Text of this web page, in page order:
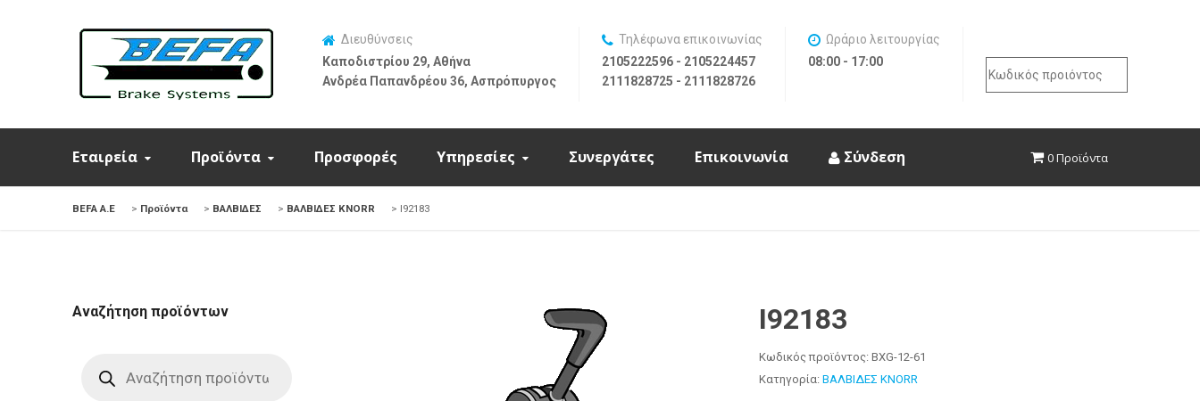
Διευθύνσεις
Καποδιστρίου 29, Αθήνα
Ανδρέα Παπανδρέου 36, Ασπρόπυργος
Τηλέφωνα επικοινωνίας
2105222596 - 2105224457
2111828725 - 2111828726
Ωράριο λειτουργίας
08:00 - 17:00
Search
for:
Εταιρεία Προϊόντα Προσφορές Υπηρεσίες Συνεργάτες Επικοινωνία Σύνδεση 0 Προϊόντα
BEFA Α.Ε > Προϊόντα > ΒΑΛΒΙΔΕΣ > ΒΑΛΒΙΔΕΣ KNORR > I92183
I92183
Κωδικός προϊόντος: BXG-12-61
Κατηγορία: ΒΑΛΒΙΔΕΣ KNORR
Αναζήτηση προϊόντων
search